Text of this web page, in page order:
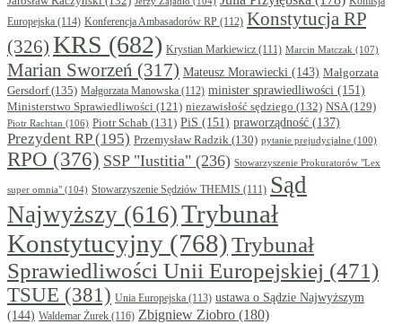
Europejska (114) Konferencja Ambasadorów RP (112) Konstytucja RP
(326) KRS (682) Krystian Markiewicz (111) Marcin Matczak (107)
Marian Sworzeń (317) Mateusz Morawiecki (143) Małgorzata
Gersdorf(135) Małgorzata Manowska (112) minister sprawiedliwości (151)
Ministerstwo Sprawiedliwości (121) niezawisłość sędziego (132) NSA(129)
Piotr Rachtan (106) Piotr Schab (131) PiS (151) praworządność (137)
Prezydent RP(195) Przemysław Radzik (130) pytanie prejudycjalne (100)
RPO (376) SSP "Iustitia" (236) Stowarzyszenie Prokuratorów "Lex
super omnia" (104) Stowarzyszenie Sędziów THEMIS (111) Sąd
Najwyższy (616)Trybunał
Konstytucyjny (768)Trybunał
Sprawiedliwości Unii Europejskiej (471)
TSUE (381) Unia Europejska (113) ustawa o Sądzie Najwyższym
(144) Waldemar Żurek (116) Zbigniew Ziobro (180)